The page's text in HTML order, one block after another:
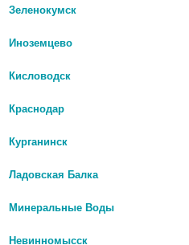
Зеленокумск
Иноземцево
Кисловодск
Краснодар
Курганинск
Ладовская Балка
Минеральные Воды
Невинномысск